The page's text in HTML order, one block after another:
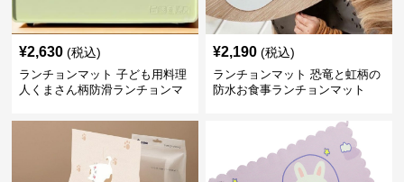
¥2,630 (税込)
ランチョンマット 子ども用料理
人くまさん柄防滑ランチョンマ
¥2,190 (税込)
ランチョンマット 恐竜と虹柄の
防水お食事ランチョンマット